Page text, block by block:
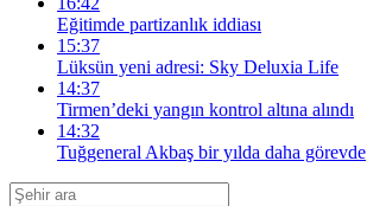
Eğitimde partizanlık iddiası
15:37
Lüksün yeni adresi: Sky Deluxia Life
14:37
Tirmen’deki yangın kontrol altına alındı
14:32
Tuğgeneral Akbaş bir yılda daha görevde